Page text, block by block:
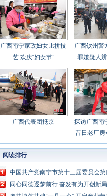
广西南宁家政妇女比拼技
艺 欢庆“妇女节”
广西钦州警
罪嫌疑人
广西代表团抵京
探访广西南
昔日老厂房
阅读排行
中国共产党南宁市第十三届委员会
会议公报
同心同德逐梦前行 奋发有为开创